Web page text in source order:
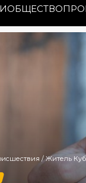
ОБЩЕСТВО
/Житель Кубани убил